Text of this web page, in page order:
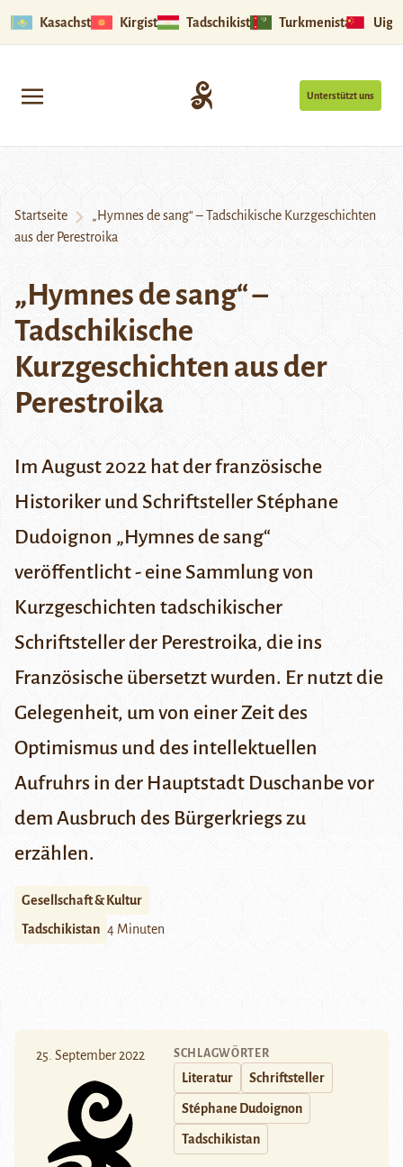
Kasachstan Kirgistan Tadschikistan Turkmenistan
Unterstützt uns
Startseite
„Hymnes de sang“ – Tadschikische Kurzgeschichten
aus der Perestroika
„Hymnes de sang“ –
Tadschikische
Kurzgeschichten aus der
Perestroika
Im August 2022 hat der französische
Historiker und Schriftsteller Stéphane
Dudoignon „Hymnes de sang“
veröffentlicht - eine Sammlung von
Kurzgeschichten tadschikischer
Schriftsteller der Perestroika, die ins
Französische übersetzt wurden. Er nutzt die
Gelegenheit, um von einer Zeit des
Optimismus und des intellektuellen
Aufruhrs in der Hauptstadt Duschanbe vor
dem Ausbruch des Bürgerkriegs zu
erzählen.
Gesellschaft & Kultur
Tadschikistan 4 Minuten
25. September 2022 SCHLAGWÖRTER
Literatur Schriftsteller
Stéphane Dudoignon
Tadschikistan